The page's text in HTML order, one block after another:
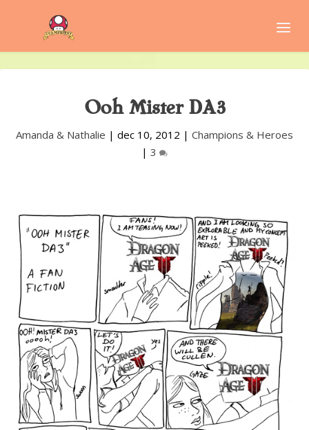
Ooh Mister DA3
Amanda & Nathalie | dec 10, 2012 | Champions & Heroes
| 3